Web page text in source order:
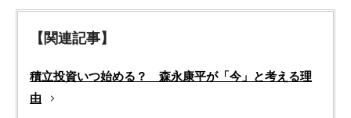
【関連記事】
積立投資いつ始める？ 森永康平が「今」と考える理
由